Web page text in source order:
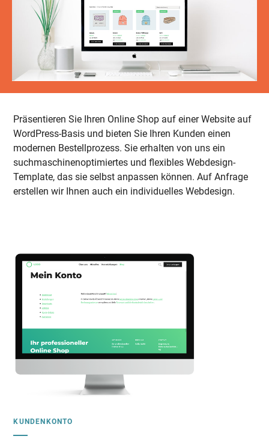
Präsentieren Sie Ihren Online Shop auf einer Website auf
WordPress-Basis und bieten Sie Ihren Kunden einen
modernen Bestellprozess. Sie erhalten von uns ein
suchmaschinenoptimiertes und flexibles Webdesign-
Template, das sie selbst anpassen können. Auf Anfrage
erstellen wir Ihnen auch ein individuelles Webdesign.
KUNDENKONTO